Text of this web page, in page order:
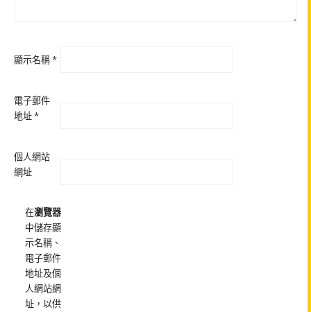
顯示名稱*
電子郵件
地址*
個人網站
網址
在瀏覽器
中儲存顯
示名稱、
電子郵件
地址及個
人網站網
址，以供